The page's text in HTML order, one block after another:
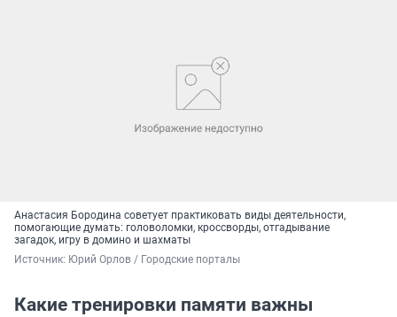
Анастасия Бородина советует практиковать виды деятельности,
помогающие думать: головоломки, кроссворды, отгадывание
загадок, игру в домино и шахматы
Источник: Юрий Орлов / Городские порталы
Какие тренировки памяти важны